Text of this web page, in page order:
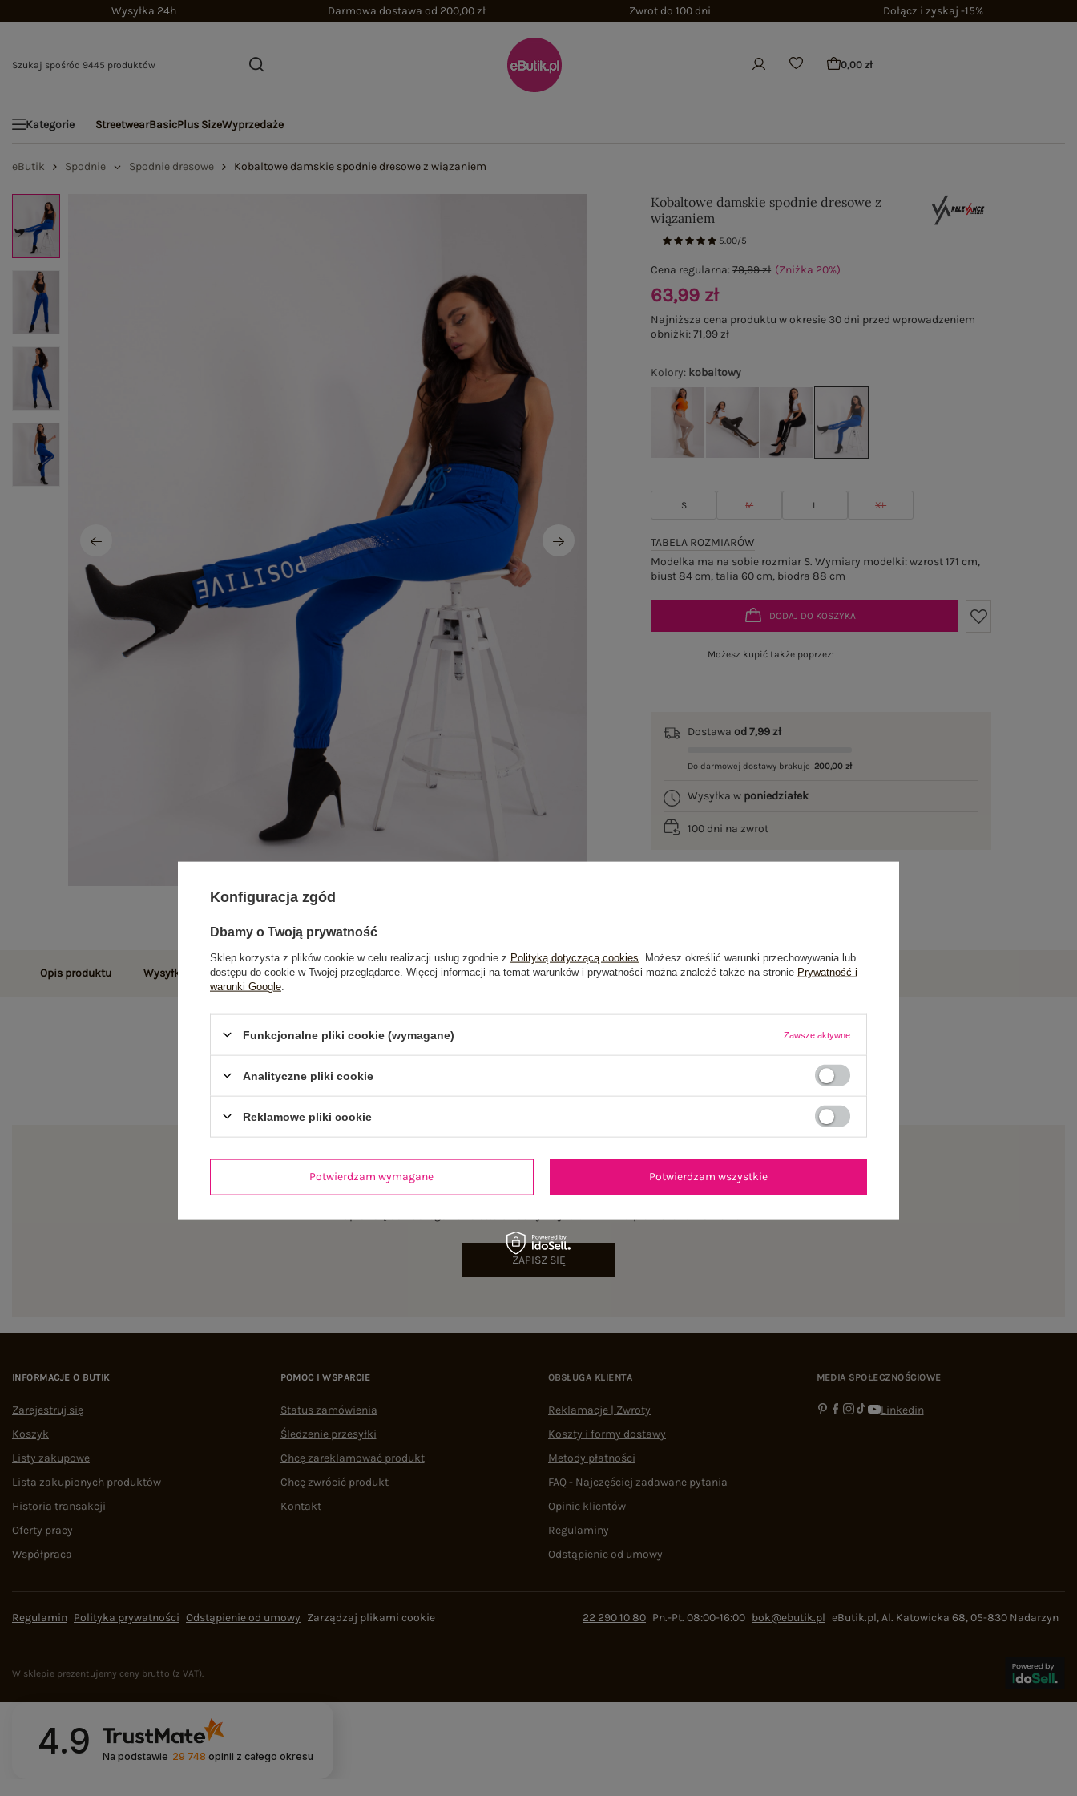
Wysyłka 24h Darmowa dostawa od 200,00 zł Zwrot do 100 dni Dołącz i zyskaj -15%
0,00 zł
Kategorie StreetwearBasicPlus SizeWyprzedaże
eButik Spodnie Spodnie dresowe Kobaltowe damskie spodnie dresowe z wiązaniem
Kobaltowe damskie spodnie dresowe z
wiązaniem
5.00/5
Kolory: kobaltowy
S M L XL
TABELA ROZMIARÓW
Modelka ma na sobie rozmiar S. Wymiary modelki: wzrost 171 cm,
biust 84 cm, talia 60 cm, biodra 88 cm
Cena regularna:79,99 zł (Zniżka 20%)
63,99 zł
Najniższa cena produktu w okresie 30 dni przed wprowadzeniem
obniżki:71,99 zł
DODAJ DO KOSZYKA
Możesz kupić także poprzez:
Dostawaod 7,99 zł
Do darmowej dostawy brakuje 200,00 zł
Wysyłka w poniedziałek
100 dni na zwrot
Opis produktu Wysyłka i dostawa Zwroty i reklamacje Opinie o produkcie(2)
ZAPISZ SIĘ
INFORMACJE O BUTIK
Zarejestruj się
Koszyk
Listy zakupowe
Lista zakupionych produktów
Historia transakcji
Oferty pracy
Współpraca
POMOC I WSPARCIE
Status zamówienia
Śledzenie przesyłki
Chcę zareklamować produkt
Chcę zwrócić produkt
Kontakt
OBSŁUGA KLIENTA
Reklamacje | Zwroty
Koszty i formy dostawy
Metody płatności
FAQ - Najczęściej zadawane pytania
Opinie klientów
Regulaminy
Odstąpienie od umowy
MEDIA SPOŁECZNOŚCIOWE
Linkedin
Regulamin Polityka prywatności Odstąpienie od umowy Zarządzaj plikami cookie 22 290 10 80 Pn.-Pt. 08:00-16:00 bok@ebutik.pl eButik.pl,Al. Katowicka 68,05-830 Nadarzyn
W sklepie prezentujemy ceny brutto (z VAT).
4.9 Na podstawie 29 748 opinii z całego okresu
Konfiguracja zgód
Dbamy o Twoją prywatność
Sklep korzysta z plików cookie w celu realizacji usług zgodnie z Polityką dotyczącą cookies . Możesz określić warunki przechowywania lub
dostępu do cookie w Twojej przeglądarce. Więcej informacji na temat warunków i prywatności można znaleźć także na stronie Prywatność i
warunki Google
Funkcjonalne pliki cookie (wymagane) Zawsze aktywne
Analityczne pliki cookie
Reklamowe pliki cookie
Potwierdzam wymagane Potwierdzam wszystkie